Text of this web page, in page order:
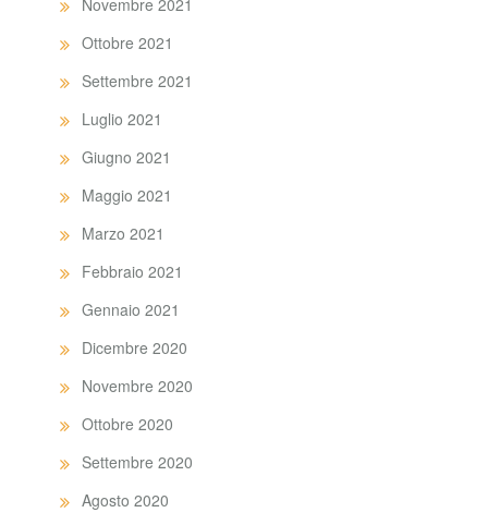
Novembre 2021
Ottobre 2021
Settembre 2021
Luglio 2021
Giugno 2021
Maggio 2021
Marzo 2021
Febbraio 2021
Gennaio 2021
Dicembre 2020
Novembre 2020
Ottobre 2020
Settembre 2020
Agosto 2020